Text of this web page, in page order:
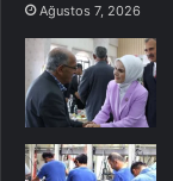
Ağustos 7, 2026